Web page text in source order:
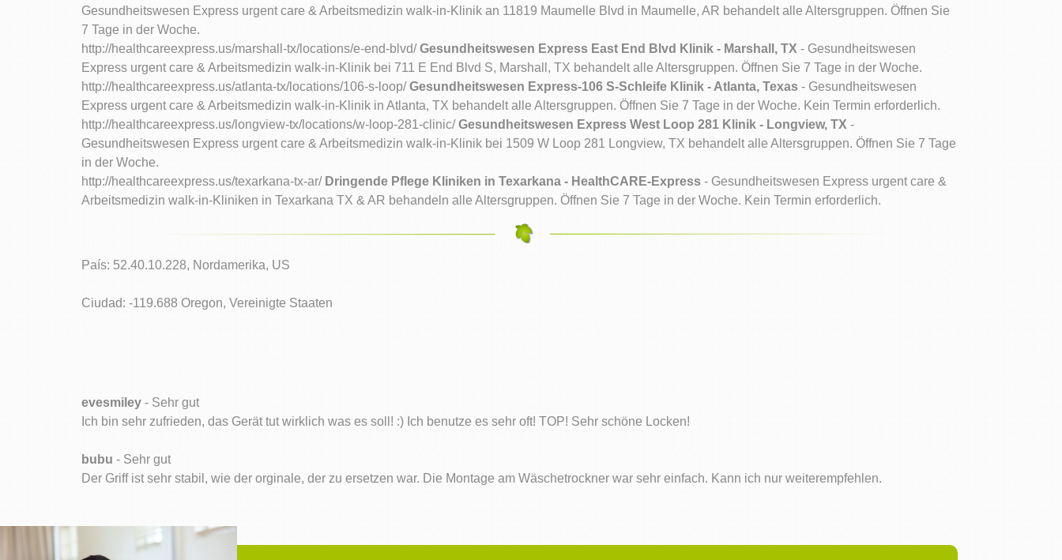
Gesundheitswesen Express urgent care & Arbeitsmedizin walk-in-Klinik an 11819 Maumelle Blvd in Maumelle, AR behandelt alle Altersgruppen. Öffnen Sie
7 Tage in der Woche.
http://healthcareexpress.us/marshall-tx/locations/e-end-blvd/Gesundheitswesen Express East End Blvd Klinik - Marshall, TX - Gesundheitswesen
Express urgent care & Arbeitsmedizin walk-in-Klinik bei 711 E End Blvd S, Marshall, TX behandelt alle Altersgruppen. Öffnen Sie 7 Tage in der Woche.
http://healthcareexpress.us/atlanta-tx/locations/106-s-loop/Gesundheitswesen Express-106 S-Schleife Klinik - Atlanta, Texas - Gesundheitswesen
Express urgent care & Arbeitsmedizin walk-in-Klinik in Atlanta, TX behandelt alle Altersgruppen. Öffnen Sie 7 Tage in der Woche. Kein Termin erforderlich.
http://healthcareexpress.us/longview-tx/locations/w-loop-281-clinic/Gesundheitswesen Express West Loop 281 Klinik - Longview, TX -
Gesundheitswesen Express urgent care & Arbeitsmedizin walk-in-Klinik bei 1509 W Loop 281 Longview, TX behandelt alle Altersgruppen. Öffnen Sie 7 Tage
in der Woche.
http://healthcareexpress.us/texarkana-tx-ar/ Dringende Pflege Kliniken in Texarkana - HealthCARE-Express - Gesundheitswesen Express urgent care &
Arbeitsmedizin walk-in-Kliniken in Texarkana TX & AR behandeln alle Altersgruppen. Öffnen Sie 7 Tage in der Woche. Kein Termin erforderlich.
País: 52.40.10.228, Nordamerika, US
Ciudad: -119.688 Oregon, Vereinigte Staaten
evesmiley - Sehr gut
Ich bin sehr zufrieden, das Gerät tut wirklich was es soll! :) Ich benutze es sehr oft! TOP! Sehr schöne Locken!
bubu - Sehr gut
Der Griff ist sehr stabil, wie der orginale, der zu ersetzen war. Die Montage am Wäschetrockner war sehr einfach. Kann ich nur weiterempfehlen.